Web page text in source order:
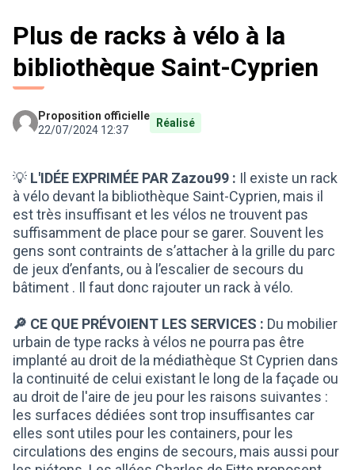
Plus de racks à vélo à la
bibliothèque Saint-Cyprien
Proposition officielle
22/07/2024 12:37
Réalisé
💡 L'IDÉE EXPRIMÉE PAR Zazou99 : Il existe un rack
à vélo devant la bibliothèque Saint-Cyprien, mais il
est très insuffisant et les vélos ne trouvent pas
suffisamment de place pour se garer. Souvent les
gens sont contraints de s’attacher à la grille du parc
de jeux d’enfants, ou à l’escalier de secours du
bâtiment . Il faut donc rajouter un rack à vélo.
🔎 CE QUE PRÉVOIENT LES SERVICES : Du mobilier
urbain de type racks à vélos ne pourra pas être
implanté au droit de la médiathèque St Cyprien dans
la continuité de celui existant le long de la façade ou
au droit de l'aire de jeu pour les raisons suivantes :
les surfaces dédiées sont trop insuffisantes car
elles sont utiles pour les containers, pour les
circulations des engins de secours, mais aussi pour